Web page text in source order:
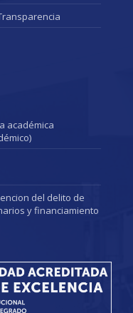
académica
del delito de
y financiamiento